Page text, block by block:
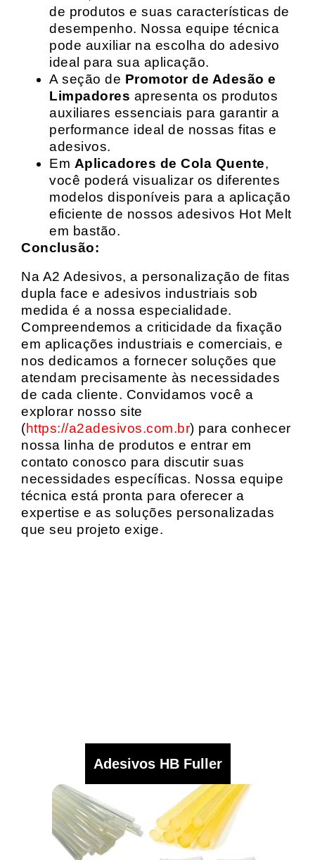
de produtos e suas características de
desempenho. Nossa equipe técnica
pode auxiliar na escolha do adesivo
ideal para sua aplicação.
A seção de Promotor de Adesão e
Limpadores apresenta os produtos
auxiliares essenciais para garantir a
performance ideal de nossas fitas e
adesivos.
Em Aplicadores de Cola Quente,
você poderá visualizar os diferentes
modelos disponíveis para a aplicação
eficiente de nossos adesivos Hot Melt
em bastão.
Conclusão:
Na A2 Adesivos, a personalização de fitas
dupla face e adesivos industriais sob
medida é a nossa especialidade.
Compreendemos a criticidade da fixação
em aplicações industriais e comerciais, e
nos dedicamos a fornecer soluções que
atendam precisamente às necessidades
de cada cliente. Convidamos você a
explorar nosso site
(https://a2adesivos.com.br) para conhecer
nossa linha de produtos e entrar em
contato conosco para discutir suas
necessidades específicas. Nossa equipe
técnica está pronta para oferecer a
expertise e as soluções personalizadas
que seu projeto exige.
Adesivos HB Fuller